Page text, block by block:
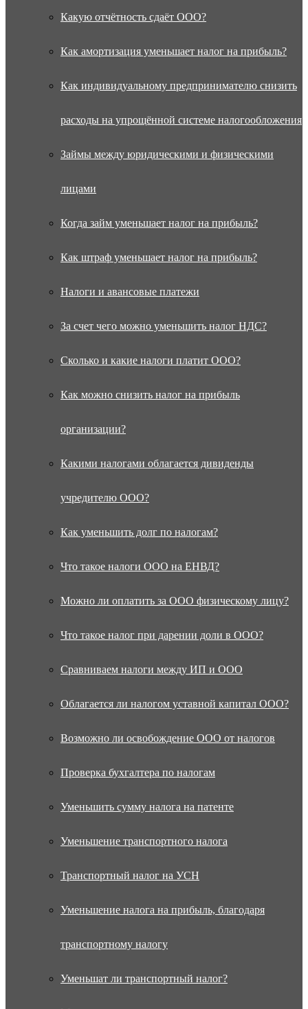
Какую отчётность сдаёт ООО?
Как амортизация уменьшает налог на прибыль?
Как индивидуальному предпринимателю снизить
расходы на упрощённой системе налогообложения
Займы между юридическими и физическими
лицами
Когда займ уменьшает налог на прибыль?
Как штраф уменьшает налог на прибыль?
Налоги и авансовые платежи
За счет чего можно уменьшить налог НДС?
Сколько и какие налоги платит ООО?
Как можно снизить налог на прибыль
организации?
Какими налогами облагается дивиденды
учредителю ООО?
Как уменьшить долг по налогам?
Что такое налоги ООО на ЕНВД?
Можно ли оплатить за ООО физическому лицу?
Что такое налог при дарении доли в ООО?
Сравниваем налоги между ИП и ООО
Облагается ли налогом уставной капитал ООО?
Возможно ли освобождение ООО от налогов
Проверка бухгалтера по налогам
Уменьшить сумму налога на патенте
Уменьшение транспортного налога
Транспортный налог на УСН
Уменьшение налога на прибыль, благодаря
транспортному налогу
Уменьшат ли транспортный налог?